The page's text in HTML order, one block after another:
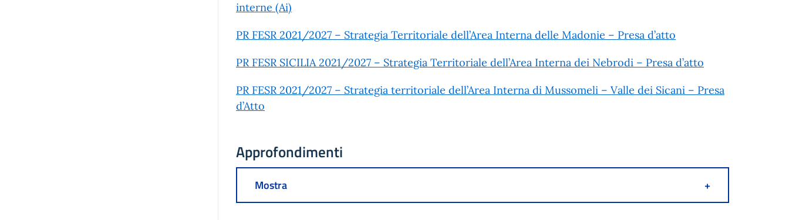
interne (Ai)
PR FESR 2021/2027 – Strategia Territoriale dell’Area Interna delle Madonie – Presa d’atto
PR FESR SICILIA 2021/2027 – Strategia Territoriale dell’Area Interna dei Nebrodi – Presa d’atto
PR FESR 2021/2027 – Strategia territoriale dell’Area Interna di Mussomeli – Valle dei Sicani – Presa
d’Atto
Approfondimenti
Mostra +